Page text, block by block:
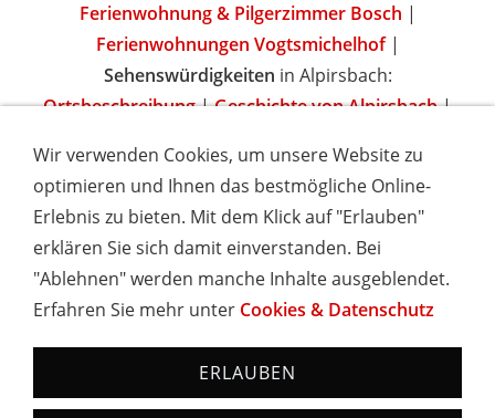
Ferienwohnung & Pilgerzimmer Bosch |
Ferienwohnungen Vogtsmichelhof|
Sehenswürdigkeiten in Alpirsbach:
Ortsbeschreibung|Geschichte von Alpirsbach|
IMPRESSUM COOKIES & DATENSCHUTZ
AGB
TOURISMUSHELD
WISSENSWERT
NEWSLETTER
Hotels und Ferienwohnungen im Schwarzwald - Urlaub in
Wir verwenden Cookies, um unsere Website zu
optimieren und Ihnen das bestmögliche Online-
Erlebnis zu bieten. Mit dem Klick auf "Erlauben"
erklären Sie sich damit einverstanden. Bei
"Ablehnen" werden manche Inhalte ausgeblendet.
Erfahren Sie mehr unter Cookies & Datenschutz
ERLAUBEN